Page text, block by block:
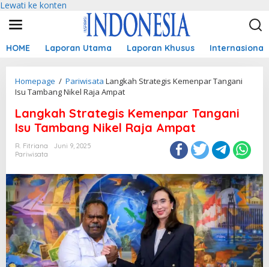
Lewati ke konten
HOME Laporan Utama Laporan Khusus Internasional
Homepage / Pariwisata Langkah Strategis Kemenpar Tangani
Isu Tambang Nikel Raja Ampat
Langkah Strategis Kemenpar Tangani
Isu Tambang Nikel Raja Ampat
R. Fitriana
Juni 9, 2025
Pariwisata